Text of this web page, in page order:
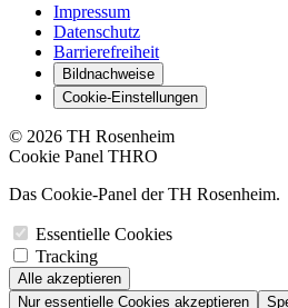
Impressum
Datenschutz
Barrierefreiheit
Bildnachweise
Cookie-Einstellungen
© 2026 TH Rosenheim
Cookie Panel THRO
Das Cookie-Panel der TH Rosenheim.
Essentielle Cookies
Tracking
Alle akzeptieren
Nur essentielle Cookies akzeptieren